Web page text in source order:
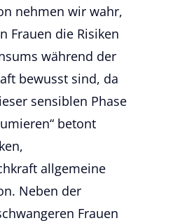
nehmen wir wahr,
Frauen die Risiken
während der
bewusst sind, da
sensiblen Phase
betont
allgemeine
Neben der
Frauen